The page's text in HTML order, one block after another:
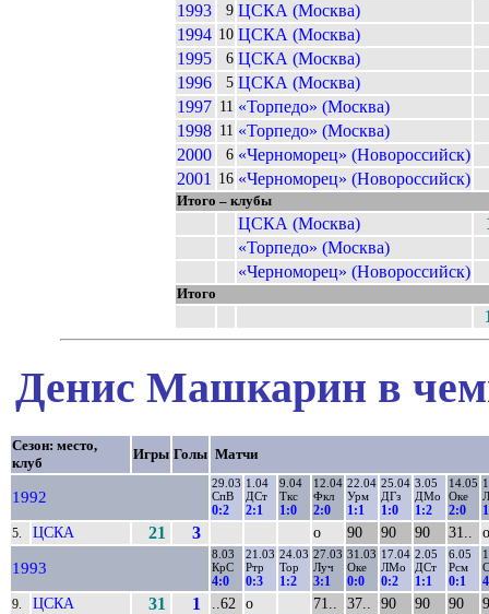
1993
9 ЦСКА (Москва)
1994 10 ЦСКА (Москва)
1995
6 ЦСКА (Москва)
1996
5 ЦСКА (Москва)
1997 11 «Торпедо» (Москва)
1998 11 «Торпедо» (Москва)
2000
6 «Черноморец» (Новороссийск)
2001
16 «Черноморец» (Новороссийск)
Итого – клубы
ЦСКА (Москва)
«Торпедо» (Москва)
«Черноморец» (Новороссийск)
Итого
Денис Машкарин в
Сезон: место,
клуб
Игры Голы Матчи
1992
29.03
СпВ
0:2
1.04
ДСт
2:1
9.04
Ткс
1:0
12.04
Фкл
2:0
22.04
Урм
1:1
25.04
ДГз
1:0
3.05
ДМо
1:2
14.05
Оке
2:0
5. ЦСКА 21 3 о 90 90 90 31.. о
1993
8.03
КрС
4:0
21.03
Ртр
0:3
24.03
Тор
1:2
27.03
Луч
3:1
31.03
Оке
0:0
17.04
ЛМо
0:2
2.05
ДСт
1:1
6.05
Рсм
0:1
9. ЦСКА 31 1 ..62 о 71.. 37.. 90 90 90